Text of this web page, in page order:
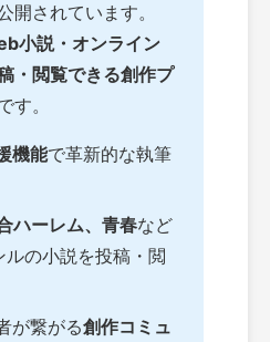
開されています。
小説・オンライン
・閲覧できる創作プ
す。
機能で革新的な執筆
ハーレム、青春など
ルの小説を投稿・閲
が繋がる創作コミュ